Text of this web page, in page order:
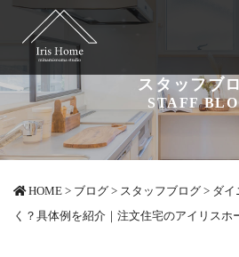
スタッフブ
STAFF
HOME > ブログ > スタッフブログ > ダイ
く？具体例を紹介｜注文住宅のアイリスホ